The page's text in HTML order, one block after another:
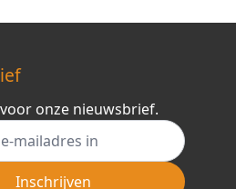
onze nieuwsbrief.
Inschrijven